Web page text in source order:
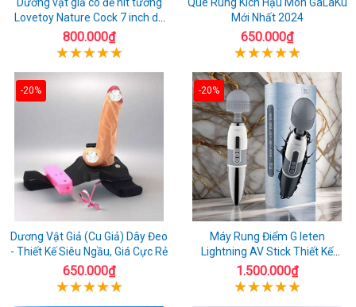
Lovetoy Nature Cock 7 inch da
đen
800.000₫
Mới Nhất 2024
650.000₫
-20%
Dương Vật Giả (Cu Giả) Dây Đeo
- Thiết Kế Siêu Ngầu, Giá Cực Rẻ
650.000₫
-20%
Máy Rung Điểm G leten
Lightning AV Stick Thiết Kế
Thông Minh
1.500.000₫